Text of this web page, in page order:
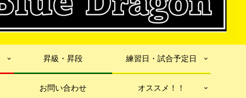
昇級・昇段 練習日・試合予定日
お問い合わせ オススメ！！